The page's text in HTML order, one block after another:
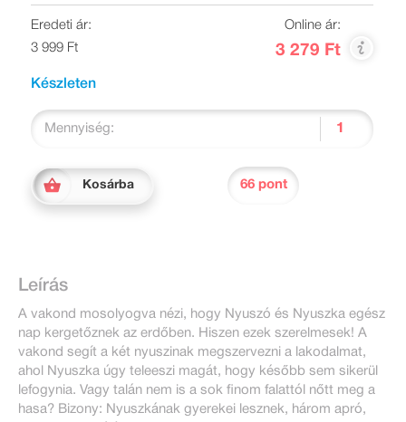
Eredeti ár:
3 999 Ft
Online ár:
3 279 Ft
Készleten
Mennyiség:
Kosárba 66 pont
Leírás
A vakond mosolyogva nézi, hogy Nyuszó és Nyuszka egész
nap kergetőznek az erdőben. Hiszen ezek szerelmesek! A
vakond segít a két nyuszinak megszervezni a lakodalmat,
ahol Nyuszka úgy teleeszi magát, hogy később sem sikerül
lefogynia. Vagy talán nem is a sok finom falattól nőtt meg a
hasa? Bizony: Nyuszkának gyerekei lesznek, három apró,